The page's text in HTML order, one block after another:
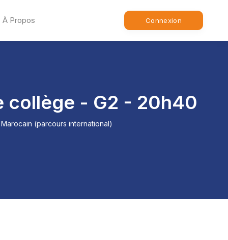
À Propos Connexion
collège - G2 - 20h40
(parcours international)